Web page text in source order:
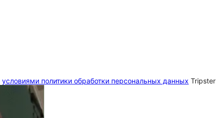
условиями политики обработки персональных данных Tripster